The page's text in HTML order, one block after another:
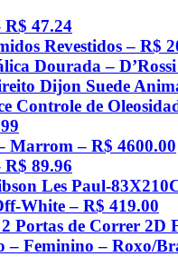
R$ 47.24
Revestidos – R$
Dourada –
Dijon Suede
Controle de
Marrom – R$ 4600.00
89.96
Les Paul-
White – R$ 419.00
Portas de Correr 2D
– Feminino – Roxo/